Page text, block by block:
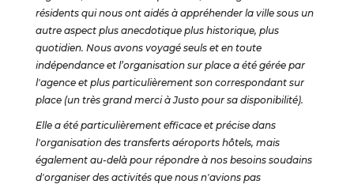
résidents qui nous ont aidés à appréhender la ville sous un
autre aspect plus anecdotique plus historique, plus
quotidien. Nous avons voyagé seuls et en toute
indépendance et l’organisation sur place a été gérée par
l'agence et plus particulièrement son correspondant sur
place (un très grand merci à Justo pour sa disponibilité).
Elle a été particulièrement efficace et précise dans
l'organisation des transferts aéroports hôtels, mais
également au-delà pour répondre à nos besoins soudains
d'organiser des activités que nous n'avions pas